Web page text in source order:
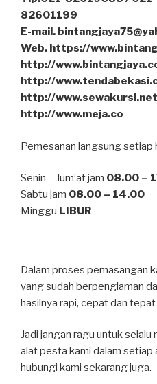
82601199
E-mail.
Web. https://
http://
http://
http://www.sewakursi.net
http://www.meja.co
Pemesanan langsung setiap
Senin – Jum’at jam 08.00 –
Sabtu jam 08.00 – 14.00
Minggu LIBUR
Dalam proses pemasangan
yang sudah berpenglaman
hasilnya rapi, cepat dan
Jadi jangan ragu untuk
alat pesta kami dalam setiap
hubungi kami sekarang juga.